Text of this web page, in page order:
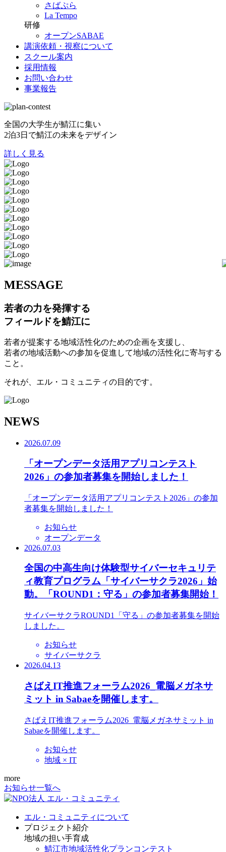
さばぷら
La Tempo
研修
オープンSABAE
講演依頼・視察について
スクール案内
採用情報
お問い合わせ
事業報告
全国の大学生が鯖江に集い
2泊3日で鯖江の未来をデザイン
詳しく見る
MESSAGE
若者の力を発揮する
フィールドを鯖江に
若者が提案する地域活性化のための企画を支援し、
若者の地域活動への参加を促進して地域の活性化に寄与する
こと。
それが、エル・コミュニティの目的です。
NEWS
2026.07.09
「オープンデータ活用アプリコンテスト
2026」の参加者募集を開始しました！
「オープンデータ活用アプリコンテスト2026」の参加
者募集を開始しました！
お知らせ
オープンデータ
2026.07.03
全国の中高生向け体験型サイバーセキュリテ
ィ教育プログラム「サイバーサクラ2026」始
動。「ROUND1：守る」の参加者募集開始！
サイバーサクラROUND1「守る」の参加者募集を開始
しました。
お知らせ
サイバーサクラ
2026.04.13
さばえIT推進フォーラム2026_電脳メガネサ
ミット in Sabaeを開催します。
さばえIT推進フォーラム2026_電脳メガネサミット in
Sabaeを開催します。
お知らせ
地域 × IT
more
お知らせ一覧へ
エル・コミュニティについて
プロジェクト紹介
地域の担い手育成
鯖江市地域活性化プランコンテスト